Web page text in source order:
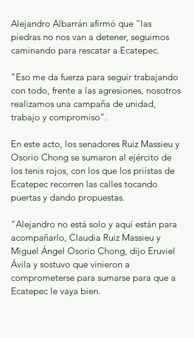
Alejandro Albarrán afirmó que “las
piedras no nos van a detener, seguimos
caminando para rescatar a Ecatepec.
"Eso me da fuerza para seguir trabajando
con todo, frente a las agresiones, nosotros
realizamos una campaña de unidad,
trabajo y compromiso".
En este acto, los senadores Ruiz Massieu y
Osorio Chong se sumaron al ejército de
los tenis rojos, con los que los priístas de
Ecatepec recorren las calles tocando
puertas y dando propuestas.
“Alejandro no está solo y aquí están para
acompañarlo, Claudia Ruiz Massieu y
Miguel Ángel Osorio Chong, dijo Eruviel
Ávila y sostuvo que vinieron a
comprometerse para sumarse para que a
Ecatepec le vaya bien.